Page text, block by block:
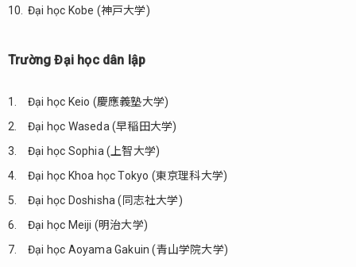
Đại học
1.2.
Trường
học
công
theo
khoa
1.3.
Đại học Kobe (神戸大学)
Trường Đại học dân lập
Đại học Keio (慶應義塾大学)
Đại học Waseda (早稲田大学)
Đại học Sophia (上智大学)
Đại học Khoa học Tokyo (東京理科大学)
Đại học Doshisha (同志社大学)
Đại học Meiji (明治大学)
Đại học Aoyama Gakuin (青山学院大学)